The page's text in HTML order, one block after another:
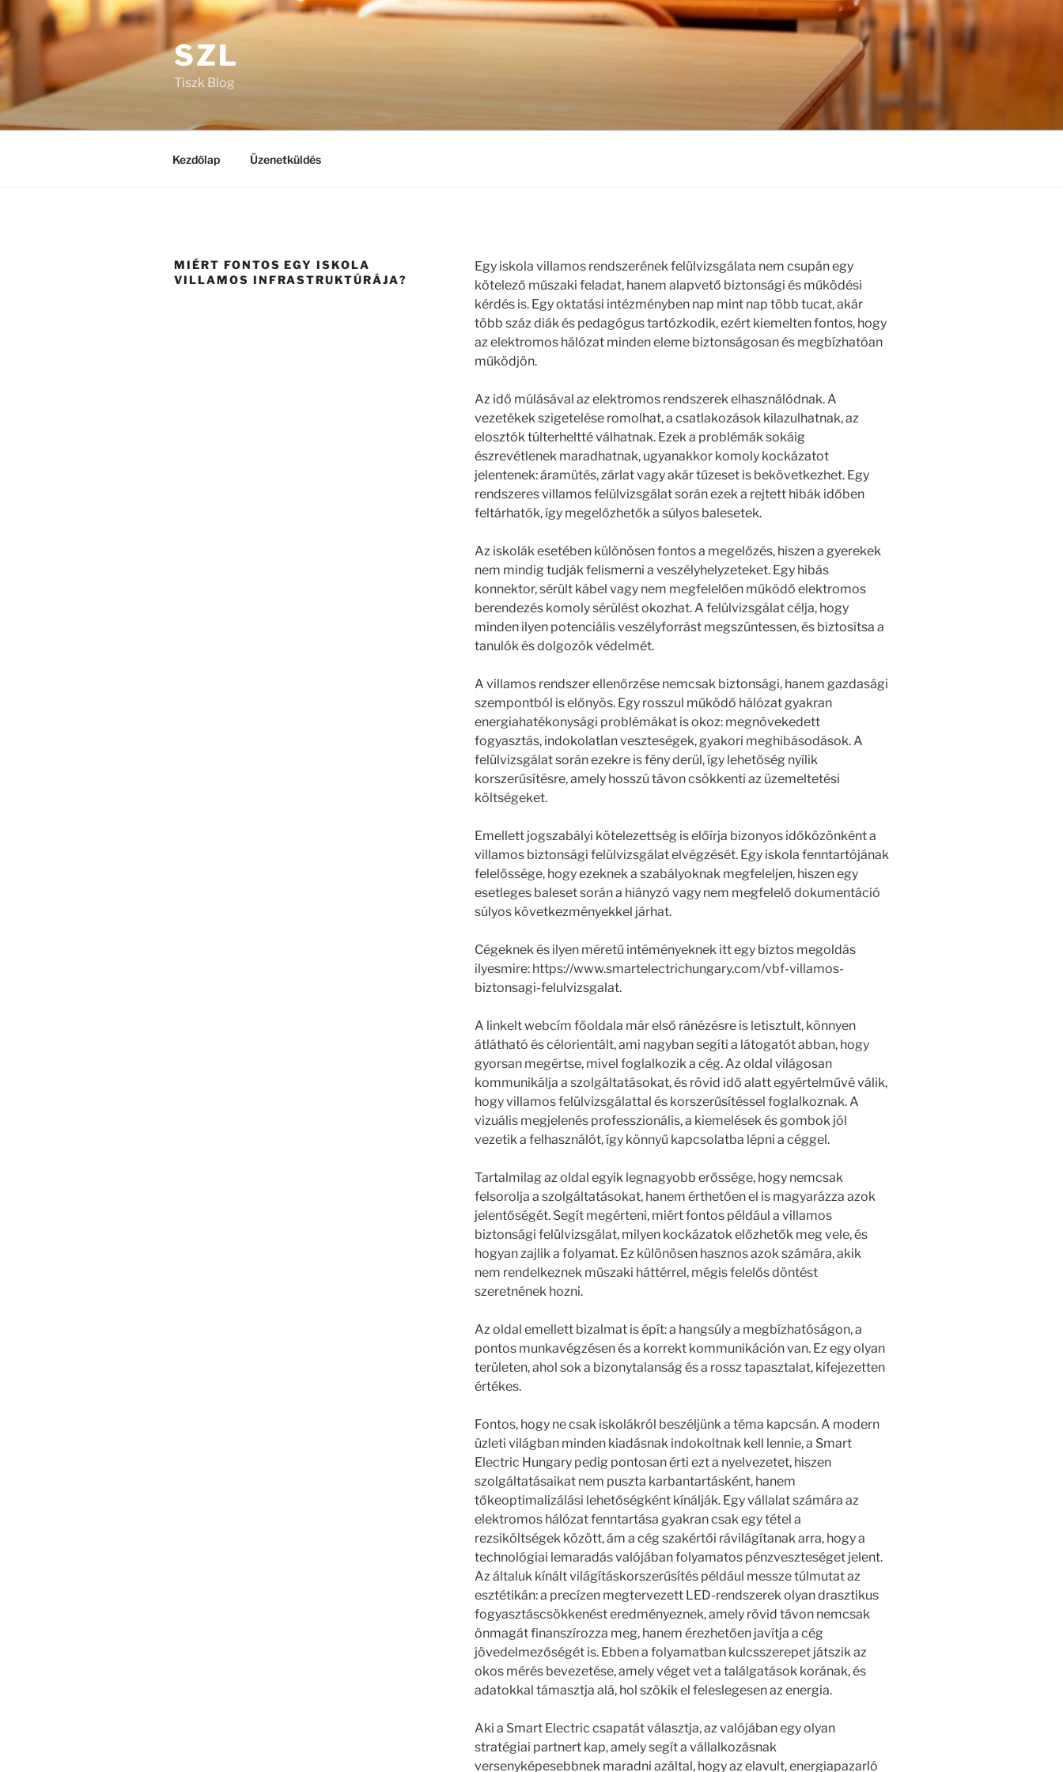
Tartalomhoz
SZL
Tiszk Blog
Kezdőlap Üzenetküldés
MIÉRT FONTOS EGY ISKOLA
VILLAMOS INFRASTRUKTÚRÁJA?
Egy iskola villamos rendszerének felülvizsgálata nem csupán egy
kötelező műszaki feladat, hanem alapvető biztonsági és működési
kérdés is. Egy oktatási intézményben nap mint nap több tucat, akár
több száz diák és pedagógus tartózkodik, ezért kiemelten fontos, hogy
az elektromos hálózat minden eleme biztonságosan és megbízhatóan
működjön.
Az idő múlásával az elektromos rendszerek elhasználódnak. A
vezetékek szigetelése romolhat, a csatlakozások kilazulhatnak, az
elosztók túlterheltté válhatnak. Ezek a problémák sokáig
észrevétlenek maradhatnak, ugyanakkor komoly kockázatot
jelentenek: áramütés, zárlat vagy akár tűzeset is bekövetkezhet. Egy
rendszeres villamos felülvizsgálat során ezek a rejtett hibák időben
feltárhatók, így megelőzhetők a súlyos balesetek.
Az iskolák esetében különösen fontos a megelőzés, hiszen a gyerekek
nem mindig tudják felismerni a veszélyhelyzeteket. Egy hibás
konnektor, sérült kábel vagy nem megfelelően működő elektromos
berendezés komoly sérülést okozhat. A felülvizsgálat célja, hogy
minden ilyen potenciális veszélyforrást megszüntessen, és biztosítsa a
tanulók és dolgozók védelmét.
A villamos rendszer ellenőrzése nemcsak biztonsági, hanem gazdasági
szempontból is előnyös. Egy rosszul működő hálózat gyakran
energiahatékonysági problémákat is okoz: megnövekedett
fogyasztás, indokolatlan veszteségek, gyakori meghibásodások. A
felülvizsgálat során ezekre is fény derül, így lehetőség nyílik
korszerűsítésre, amely hosszú távon csökkenti az üzemeltetési
költségeket.
Emellett jogszabályi kötelezettség is előírja bizonyos időközönként a
villamos biztonsági felülvizsgálat elvégzését. Egy iskola fenntartójának
felelőssége, hogy ezeknek a szabályoknak megfeleljen, hiszen egy
esetleges baleset során a hiányzó vagy nem megfelelő dokumentáció
súlyos következményekkel járhat.
Cégeknek és ilyen méretű intéményeknek itt egy biztos megoldás
ilyesmire: https://www.smartelectrichungary.com/vbf-villamos-
biztonsagi-felulvizsgalat.
A linkelt webcím főoldala már első ránézésre is letisztult, könnyen
átlátható és célorientált, ami nagyban segíti a látogatót abban, hogy
gyorsan megértse, mivel foglalkozik a cég. Az oldal világosan
kommunikálja a szolgáltatásokat, és rövid idő alatt egyértelművé válik,
hogy villamos felülvizsgálattal és korszerűsítéssel foglalkoznak. A
vizuális megjelenés professzionális, a kiemelések és gombok jól
vezetik a felhasználót, így könnyű kapcsolatba lépni a céggel.
Tartalmilag az oldal egyik legnagyobb erőssége, hogy nemcsak
felsorolja a szolgáltatásokat, hanem érthetően el is magyarázza azok
jelentőségét. Segít megérteni, miért fontos például a villamos
biztonsági felülvizsgálat, milyen kockázatok előzhetők meg vele, és
hogyan zajlik a folyamat. Ez különösen hasznos azok számára, akik
nem rendelkeznek műszaki háttérrel, mégis felelős döntést
szeretnének hozni.
Az oldal emellett bizalmat is épít: a hangsúly a megbízhatóságon, a
pontos munkavégzésen és a korrekt kommunikáción van. Ez egy olyan
területen, ahol sok a bizonytalanság és a rossz tapasztalat, kifejezetten
értékes.
Fontos, hogy ne csak iskolákról beszéljünk a téma kapcsán. A modern
üzleti világban minden kiadásnak indokoltnak kell lennie, a Smart
Electric Hungary pedig pontosan érti ezt a nyelvezetet, hiszen
szolgáltatásaikat nem puszta karbantartásként, hanem
tőkeoptimalizálási lehetőségként kínálják. Egy vállalat számára az
elektromos hálózat fenntartása gyakran csak egy tétel a
rezsiköltségek között, ám a cég szakértői rávilágítanak arra, hogy a
technológiai lemaradás valójában folyamatos pénzveszteséget jelent.
Az általuk kínált világításkorszerűsítés például messze túlmutat az
esztétikán: a precízen megtervezett LED-rendszerek olyan drasztikus
fogyasztáscsökkenést eredményeznek, amely rövid távon nemcsak
önmagát finanszírozza meg, hanem érezhetően javítja a cég
jövedelmezőségét is. Ebben a folyamatban kulcsszerepet játszik az
okos mérés bevezetése, amely véget vet a találgatások korának, és
adatokkal támasztja alá, hol szökik el feleslegesen az energia.
Aki a Smart Electric csapatát választja, az valójában egy olyan
stratégiai partnert kap, amely segít a vállalkozásnak
versenyképesebbnek maradni azáltal, hogy az elavult, energiapazarló